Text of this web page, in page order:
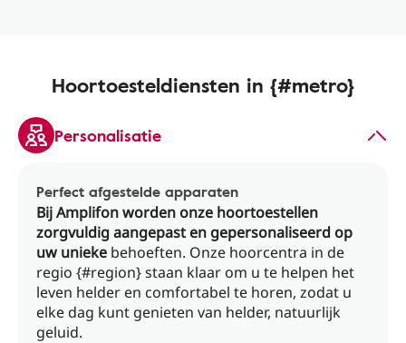
Hoortoesteldiensten in {#metro}
Personalisatie
Perfect afgestelde apparaten
Bij Amplifon worden onze hoortoestellen
zorgvuldig aangepast en gepersonaliseerd op
uw unieke behoeften. Onze hoorcentra in de
regio {#region} staan ​​klaar om u te helpen het
leven helder en comfortabel te horen, zodat u
elke dag kunt genieten van helder, natuurlijk
geluid.